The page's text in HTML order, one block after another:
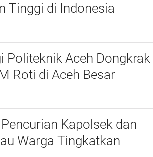
Tinggi di Indonesia
Politeknik Aceh Dongkrak
Roti di Aceh Besar
Kapolsek dan
Warga Tingkatkan